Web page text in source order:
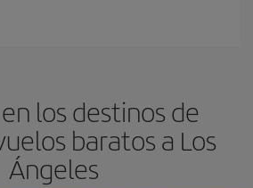
los destinos de
baratos a Los
Ángeles